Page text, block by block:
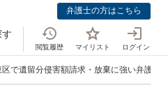
弁護士の方はこちら
閲覧履歴 マイリスト ログイン
区で遺留分侵害額請求・放棄に強い弁護士